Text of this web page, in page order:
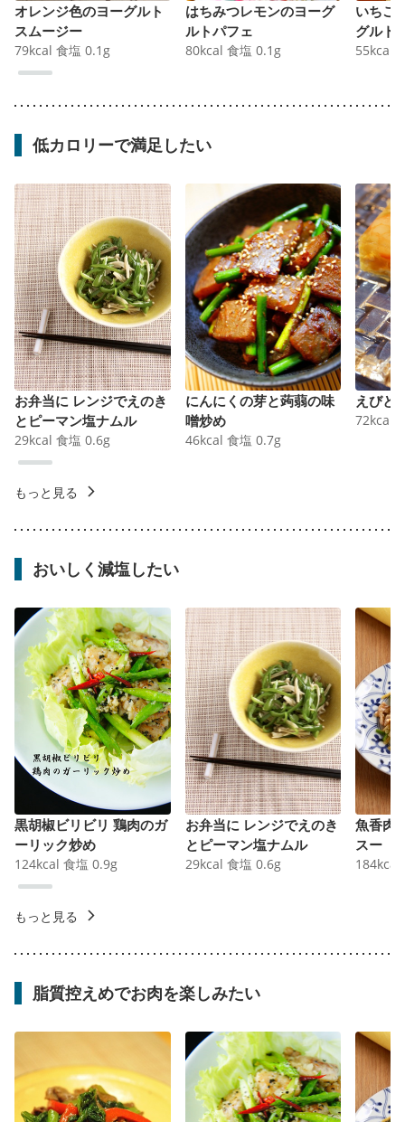
オレンジ色のヨーグルト
スムージー
79kcal 食塩 0.1 g
はちみつレモンのヨーグ
ルトパフェ
80kcal 食塩 0.1 g
いちご
グルト
55kcal
低カロリーで満足したい
お弁当に レンジでえのき
とピーマン塩ナムル
29kcal 食塩 0.6g
にんにくの芽と蒟蒻の味
噌炒め
46kcal 食塩 0.7g
えびと
72kcal
もっと見る
おいしく減塩したい
黒胡椒ビリビリ 鶏肉のガ
ーリック炒め
124kcal 食塩 0.9g
お弁当に レンジでえのき
とピーマン塩ナムル
29kcal 食塩 0.6g
魚香肉
スー
184kcal
もっと見る
脂質控えめでお肉を楽しみたい